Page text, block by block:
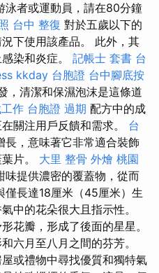
泳者或運動員，請在80分鐘
台中 整復 對於五歲以下的
下使用該產品。 此外，其
染和炎症。 記帳士 套書 台
kkday 台胞證 台中腳底按
，清潔和保濕泡沫是這條道
作 台胞證 過期 配方中的成
關注用戶反饋和需求。 台
長，意味著它非常適合裝飾
片。 大里 整骨 外燴 桃園
味提供濃密的覆蓋物，從而
僅長達18厘米（45厘米）生
中的花朵很大且指示性。
花瓣，形成了後面的星星。
六月至八月之間的芬芳。
或禮物中尋找優質和獨特氣